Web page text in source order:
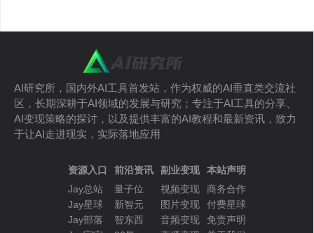
AI研究所，国内外AI工具首发站，作为权威的AI垂直类交流社
区，长期深耕于AI领域的发展与研究；专注于AI工具的分享、
AI变现策略的探讨，以及提供丰富的AI教程和最新资讯，致力
于让AI走进现实，实际落地应用
资源入口
Jay总站
Jay星球
Jay部落
前沿资讯
量子位
新智元
智东西
副业变现
视频变现
图片变现
音频变现
本站声明
商务合作
付费星球
免责声明